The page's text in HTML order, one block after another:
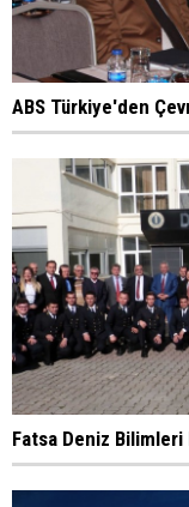
ABS Türkiye'den
Fatsa Deniz